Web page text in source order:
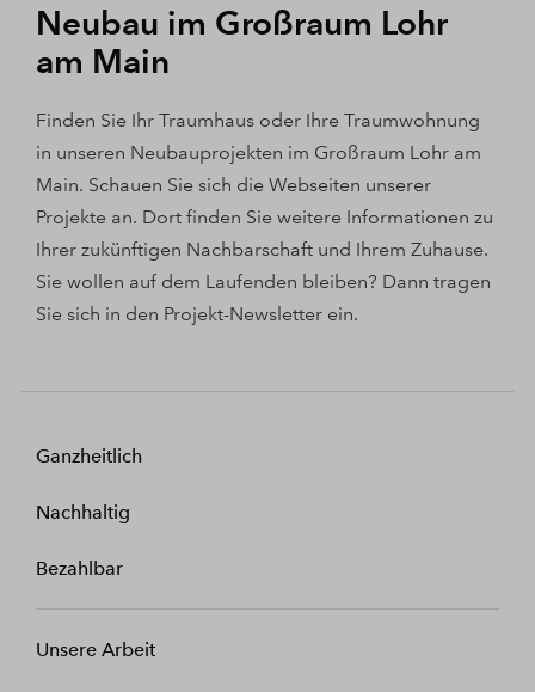
Neubau im Großraum Lohr
am Main
Finden Sie Ihr Traumhaus oder Ihre Traumwohnung
in unseren Neubauprojekten im Großraum Lohr am
Main. Schauen Sie sich die Webseiten unserer
Projekte an. Dort finden Sie weitere Informationen zu
Ihrer zukünftigen Nachbarschaft und Ihrem Zuhause.
Sie wollen auf dem Laufenden bleiben? Dann tragen
Sie sich in den Projekt-Newsletter ein.
Ganzheitlich
Nachhaltig
Bezahlbar
Unsere Arbeit